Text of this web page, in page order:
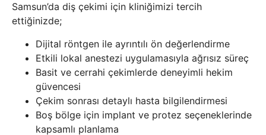
Samsun’da diş çekimi için kliniğimizi tercih
ettiğinizde;
Dijital röntgen ile ayrıntılı ön değerlendirme
Etkili lokal anestezi uygulamasıyla ağrısız süreç
Basit ve cerrahi çekimlerde deneyimli hekim
güvencesi
Çekim sonrası detaylı hasta bilgilendirmesi
Boş bölge için implant ve protez seçeneklerinde
kapsamlı planlama